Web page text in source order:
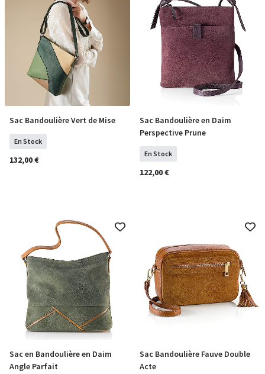
COMMANDER
Sac Bandoulière Vert de Mise
En Stock
132,00 €
COMMANDER
Sac Bandoulière en Daim
Perspective Prune
En Stock
122,00 €
COMMANDER
Sac en Bandoulière en Daim
Angle Parfait
COMMANDER
Sac Bandoulière Fauve Double
Acte